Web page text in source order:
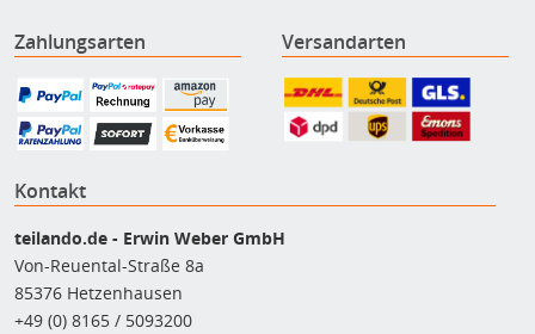
Zahlungsarten Versandarten
Kontakt
teilando.de - Erwin Weber GmbH
Von-Reuental-Straße 8a
85376 Hetzenhausen
+49 (0) 8165 / 5093200